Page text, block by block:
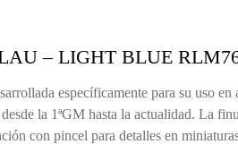
– LIGHT BLUE
específicamente para su uso
la 1ªGM hasta la actualidad. La
con pincel para detalles en